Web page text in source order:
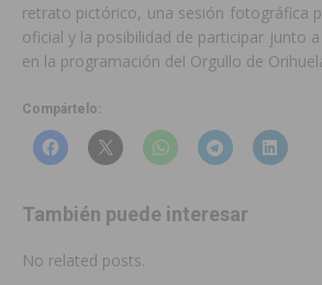
retrato pictórico, una sesión fotográfica
oficial y la posibilidad de participar junto
en la programación del Orgullo de
Compártelo:
También puede interesar
No related posts.